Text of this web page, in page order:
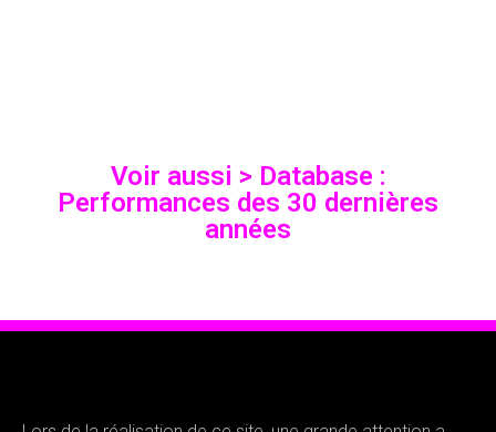
Voir aussi > Database :
Performances des 30 dernières
années